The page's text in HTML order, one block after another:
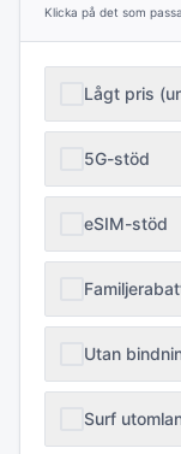
Klicka på det som
Lågt pris
5G-stöd
eSIM-stöd
Utan
Surf